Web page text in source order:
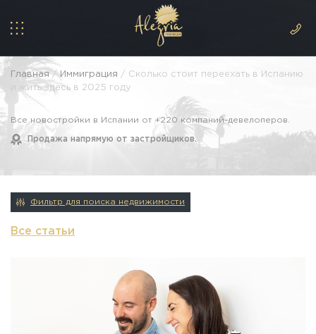
Главная/ Иммиграция / Сколько стоит переехать в Испанию
и жить здесь в 2025 году
Все новостройки в Испании от +220 компаний-девелоперов.
Продажа напрямую от застройщиков.
Фильтр для поиска недвижимости
Все статьи